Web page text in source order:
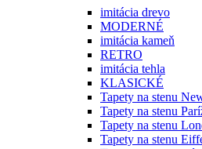
imitácia drevo
MODERNÉ
imitácia kameň
RETRO
imitácia tehla
KLASICKÉ
Tapety na stenu
Tapety na stenu
Tapety na stenu
Tapety na stenu